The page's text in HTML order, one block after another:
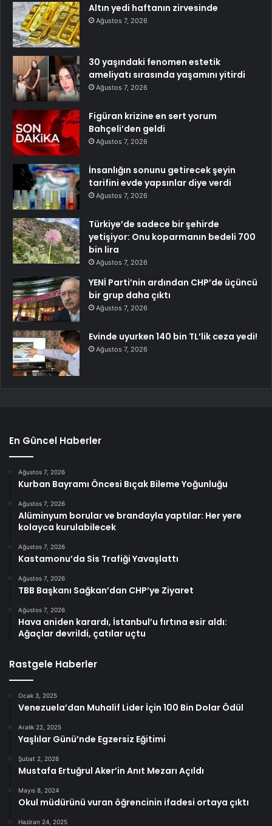
Altın yedi haftanın zirvesinde
Ağustos 7, 2026
30 yaşındaki fenomen estetik
ameliyatı sırasında yaşamını yitirdi
Ağustos 7, 2026
Figüran krizine en sert yorum
Bahçeli’den geldi
Ağustos 7, 2026
İnsanlığın sonunu getirecek şeyin
tarifini evde yapsınlar diye verdi
Ağustos 7, 2026
Türkiye’de sadece bir şehirde
yetişiyor: Onu koparmanın bedeli 700
bin lira
Ağustos 7, 2026
YENİ Parti’nin ardından CHP’de üçüncü
bir grup daha çıktı
Ağustos 7, 2026
Evinde uyurken 140 bin TL’lik ceza yedi!
Ağustos 7, 2026
En Güncel Haberler
Ağustos 7, 2026
Kurban Bayramı Öncesi Bıçak Bileme Yoğunluğu
Ağustos 7, 2026
Alüminyum borular ve brandayla yaptılar: Her yere
kolayca kurulabilecek
Ağustos 7, 2026
Kastamonu’da Sis Trafiği Yavaşlattı
Ağustos 7, 2026
TBB Başkanı Sağkan’dan CHP’ye Ziyaret
Ağustos 7, 2026
Hava aniden karardı, İstanbul’u fırtına esir aldı:
Ağaçlar devrildi, çatılar uçtu
Rastgele Haberler
Ocak 3, 2025
Venezuela’dan Muhalif Lider İçin 100 Bin Dolar Ödül
Aralık 22, 2025
Yaşlılar Günü’nde Egzersiz Eğitimi
Şubat 2, 2026
Mustafa Ertuğrul Aker’in Anıt Mezarı Açıldı
Mayıs 8, 2024
Okul müdürünü vuran öğrencinin ifadesi ortaya çıktı
Haziran 24, 2025